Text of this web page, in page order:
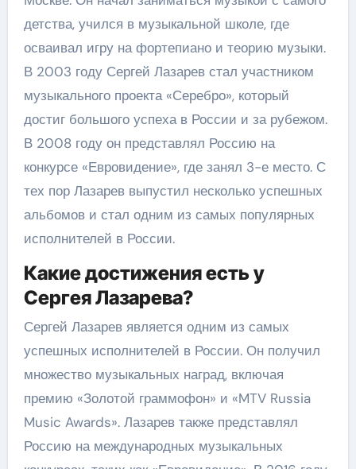
детства, учился в музыкальной школе, где
осваивал игру на фортепиано и теорию музыки.
В 2003 году Сергей Лазарев стал участником
музыкального проекта «Серебро», который
достиг большого успеха в России и за рубежом.
В 2008 году он представлял Россию на
конкурсе «Евровидение», где занял 3-е место. С
тех пор Лазарев выпустил несколько успешных
альбомов и стал одним из самых популярных
исполнителей в России.
Какие достижения есть у
Сергея Лазарева?
Сергей Лазарев является одним из самых
успешных исполнителей в России. Он получил
множество музыкальных наград, включая
премию «Золотой граммофон» и «MTV Russia
Music Awards». Лазарев также представлял
Россию на международных музыкальных